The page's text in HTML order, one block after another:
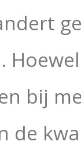
bij
de